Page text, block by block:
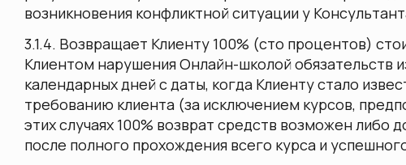
возникновения конфликтной ситуации у
3.1.4. Возвращает Клиенту 100% (сто процентов)
Клиентом нарушения Онлайн-школой обязательств
календарных дней с даты, когда Клиенту стало
требованию клиента (за исключением курсов,
этих случаях 100% возврат средств возможен либо
после полного прохождения всего курса и